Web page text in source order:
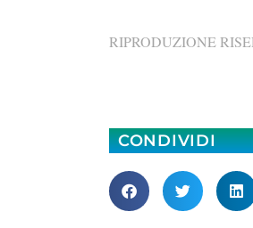
RIPRODUZIONE
CONDIVIDI